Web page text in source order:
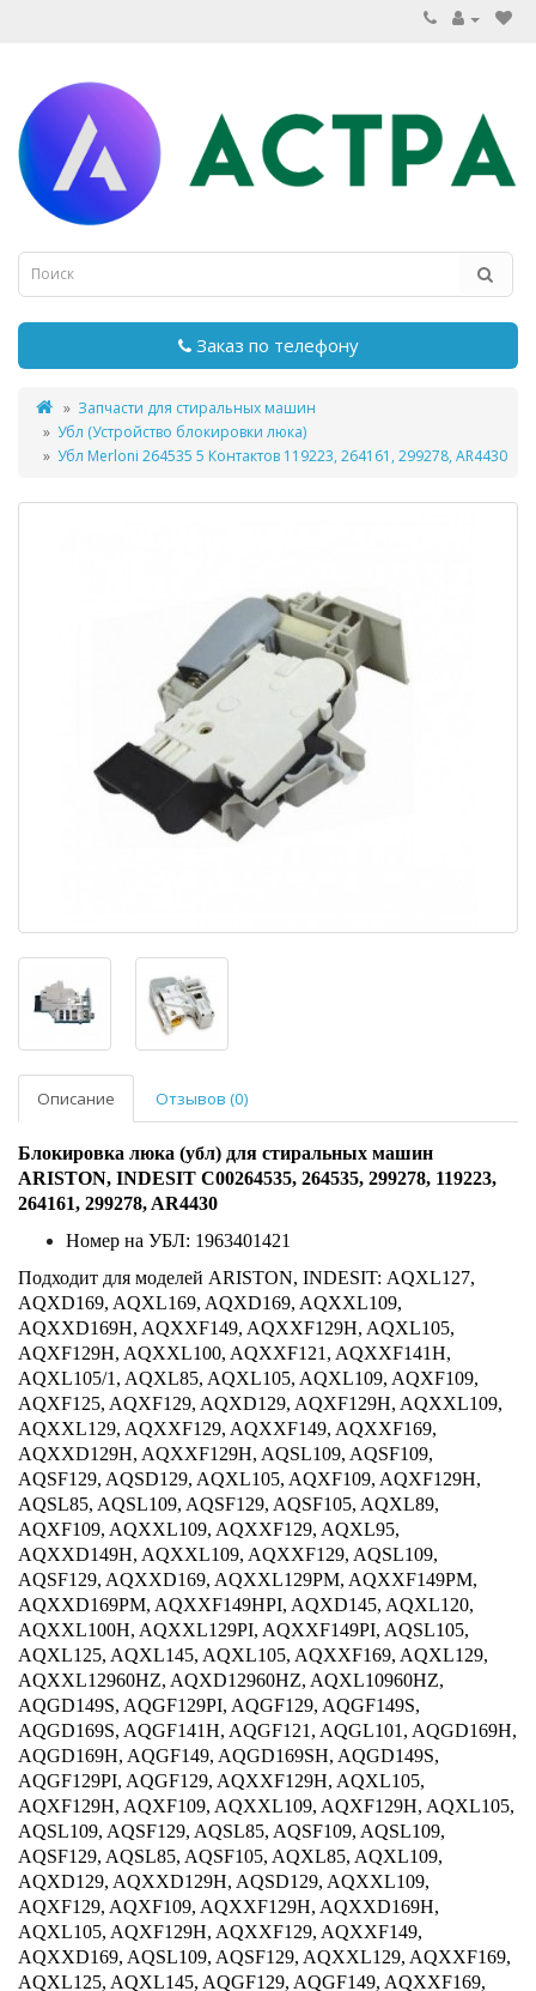
Заказ по телефону
Запчасти для стиральных машин
Убл (Устройство блокировки люка)
Убл Merloni 264535 5 Контактов 119223, 264161, 299278, AR4430
Описание Отзывов (0)
Блокировка люка (убл) для стиральных машин
ARISTON, INDESIT C00264535, 264535, 299278, 119223,
264161, 299278, AR4430
Номер на УБЛ: 1963401421
Подходит для моделей ARISTON, INDESIT: AQXL127,
AQXD169, AQXL169, AQXD169, AQXXL109,
AQXXD169H, AQXXF149, AQXXF129H, AQXL105,
AQXF129H, AQXXL100, AQXXF121, AQXXF141H,
AQXL105/1, AQXL85, AQXL105, AQXL109, AQXF109,
AQXF125, AQXF129, AQXD129, AQXF129H, AQXXL109,
AQXXL129, AQXXF129, AQXXF149, AQXXF169,
AQXXD129H, AQXXF129H, AQSL109, AQSF109,
AQSF129, AQSD129, AQXL105, AQXF109, AQXF129H,
AQSL85, AQSL109, AQSF129, AQSF105, AQXL89,
AQXF109, AQXXL109, AQXXF129, AQXL95,
AQXXD149H, AQXXL109, AQXXF129, AQSL109,
AQSF129, AQXXD169, AQXXL129PM, AQXXF149PM,
AQXXD169PM, AQXXF149HPI, AQXD145, AQXL120,
AQXXL100H, AQXXL129PI, AQXXF149PI, AQSL105,
AQXL125, AQXL145, AQXL105, AQXXF169, AQXL129,
AQXXL12960HZ, AQXD12960HZ, AQXL10960HZ,
AQGD149S, AQGF129PI, AQGF129, AQGF149S,
AQGD169S, AQGF141H, AQGF121, AQGL101, AQGD169H,
AQGD169H, AQGF149, AQGD169SH, AQGD149S,
AQGF129PI, AQGF129, AQXXF129H, AQXL105,
AQXF129H, AQXF109, AQXXL109, AQXF129H, AQXL105,
AQSL109, AQSF129, AQSL85, AQSF109, AQSL109,
AQSF129, AQSL85, AQSF105, AQXL85, AQXL109,
AQXD129, AQXXD129H, AQSD129, AQXXL109,
AQXF129, AQXF109, AQXXF129H, AQXXD169H,
AQXL105, AQXF129H, AQXXF129, AQXXF149,
AQXXD169, AQSL109, AQSF129, AQXXL129, AQXXF169,
AQXL125, AQXL145, AQGF129, AQGF149, AQXXF169,